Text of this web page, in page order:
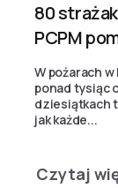
80
PCPM
W pożarach
ponad tysiąc
dziesiątkach
jak każde...
Czytaj